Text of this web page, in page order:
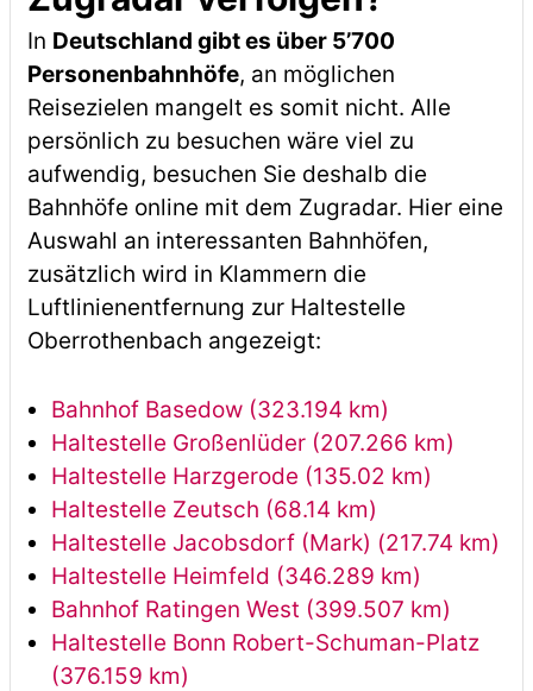
In Deutschland gibt es über 5’700
Personenbahnhöfe, an möglichen
Reisezielen mangelt es somit nicht. Alle
persönlich zu besuchen wäre viel zu
aufwendig, besuchen Sie deshalb die
Bahnhöfe online mit dem Zugradar. Hier eine
Auswahl an interessanten Bahnhöfen,
zusätzlich wird in Klammern die
Luftlinienentfernung zur Haltestelle
Oberrothenbach angezeigt:
Bahnhof Basedow (323.194 km)
Haltestelle Großenlüder (207.266 km)
Haltestelle Harzgerode (135.02 km)
Haltestelle Zeutsch (68.14 km)
Haltestelle Jacobsdorf (Mark) (217.74 km)
Haltestelle Heimfeld (346.289 km)
Bahnhof Ratingen West (399.507 km)
Haltestelle Bonn Robert-Schuman-Platz
(376.159 km)